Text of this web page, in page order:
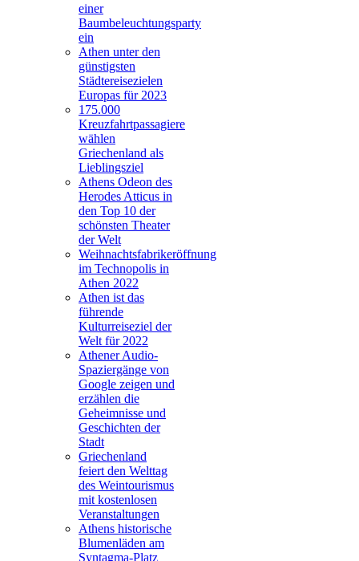
einer
Baumbeleuchtungsparty
ein
Athen unter den
günstigsten
Städtereisezielen
Europas für 2023
175.000
Kreuzfahrtpassagiere
wählen
Griechenland als
Lieblingsziel
Athens Odeon des
Herodes Atticus in
den Top 10 der
schönsten Theater
der Welt
Weihnachtsfabrikeröffnung
im Technopolis in
Athen 2022
Athen ist das
führende
Kulturreiseziel der
Welt für 2022
Athener Audio-
Spaziergänge von
Google zeigen und
erzählen die
Geheimnisse und
Geschichten der
Stadt
Griechenland
feiert den Welttag
des Weintourismus
mit kostenlosen
Veranstaltungen
Athens historische
Blumenläden am
Syntagma-Platz